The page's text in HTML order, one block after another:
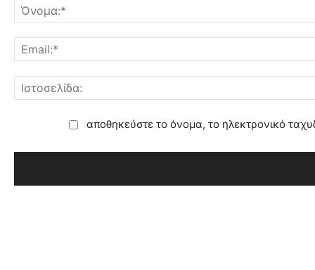
αποθηκεύστε το όνομα, το ηλεκτρονικό